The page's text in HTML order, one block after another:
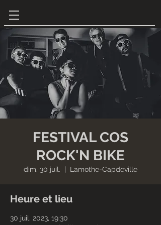
FESTIVAL COS
ROCK'N BIKE
dim. 30 juil. Lamothe-Capdeville
Heure et lieu
30 juil. 2023, 19:30